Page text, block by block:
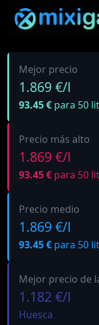
Mejor precio
1.869 €/l
93.45 € para 50
Precio más alto
1.869 €/l
93.45 € para 50
Precio medio
1.869 €/l
93.45 € para 50
Mejor precio de
1.182 €/l
Huesca